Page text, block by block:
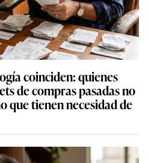
coinciden: quienes
de compras pasadas no
que tienen necesidad de